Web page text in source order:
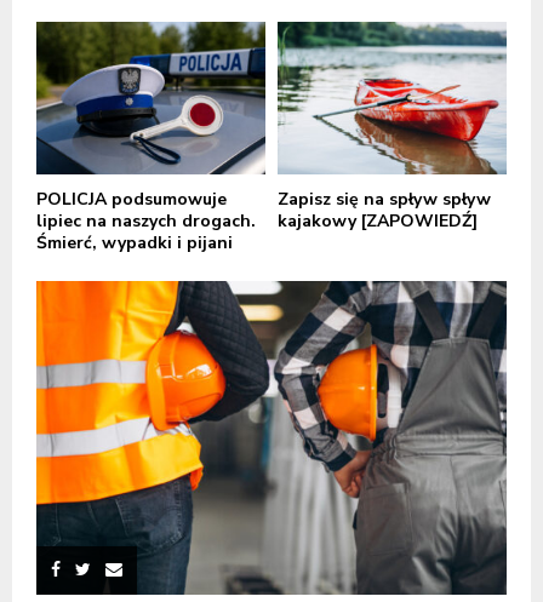
POLICJA podsumowuje
lipiec na naszych drogach.
Śmierć, wypadki i pijani
Zapisz się na spływ spływ
kajakowy [ZAPOWIEDŹ]